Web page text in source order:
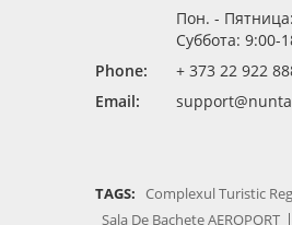
Пон. -
Суббота: 9:00-
Phone:
+ 373 22 922
Email:
TAGS: Complexul Turistic
Sala De Bachete AEROPORT